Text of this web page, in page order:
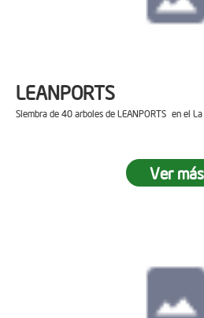
LEANPORTS
Siembra de 40 arboles de LEANPORTS en el
Ver más